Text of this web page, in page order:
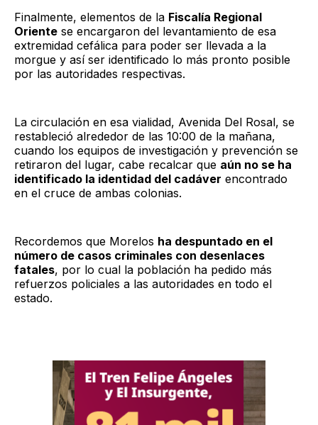
Finalmente, elementos de la Fiscalía Regional
Oriente se encargaron del levantamiento de esa
extremidad cefálica para poder ser llevada a la
morgue y así ser identificado lo más pronto posible
por las autoridades respectivas.
La circulación en esa vialidad, Avenida Del Rosal, se
restableció alrededor de las 10:00 de la mañana,
cuando los equipos de investigación y prevención se
retiraron del lugar, cabe recalcar que aún no se ha
identificado la identidad del cadáver encontrado
en el cruce de ambas colonias.
Recordemos que Morelos ha despuntado en el
número de casos criminales con desenlaces
fatales, por lo cual la población ha pedido más
refuerzos policiales a las autoridades en todo el
estado.